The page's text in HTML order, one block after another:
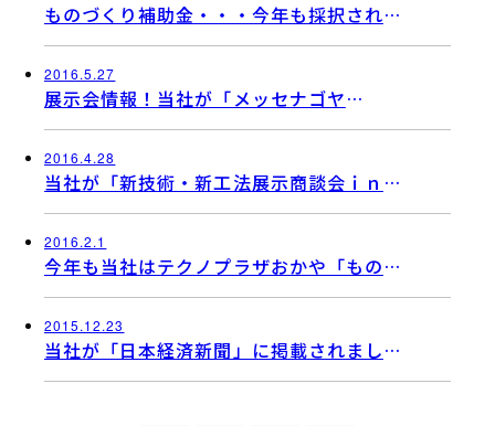
ものづくり補助金・・・今年も採択されま
した。
2016.5.27
展示会情報！当社が「メッセナゴヤ
2016」へ出展いたします！
2016.4.28
当社が「新技術・新工法展示商談会ｉｎ三
菱重工」へ出展致しました！
2016.2.1
今年も当社はテクノプラザおかや「ものづ
くりフェア2016」に出展いたしました。
2015.12.23
当社が「日本経済新聞」に掲載されまし
た！